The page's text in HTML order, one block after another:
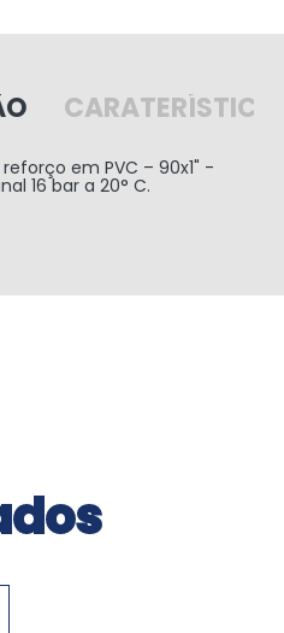
em PVC – 90x1" -
16 bar a 20° C.